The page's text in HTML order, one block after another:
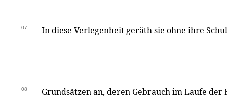
07 In diese Verlegenheit geräth sie ohne ihre
08 Grundsätzen an, deren Gebrauch im Laufe